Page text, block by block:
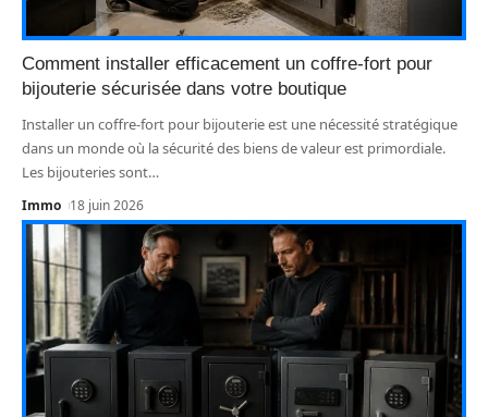
Comment installer efficacement un coffre-fort pour
bijouterie sécurisée dans votre boutique
Installer un coffre-fort pour bijouterie est une nécessité stratégique
dans un monde où la sécurité des biens de valeur est primordiale.
Les bijouteries sont…
Immo 18 juin 2026